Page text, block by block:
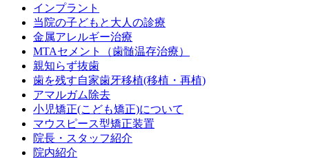
インプラント
当院の子どもと大人の診療
金属アレルギー治療
MTAセメント（歯髄温存治療）
親知らず抜歯
歯を残す自家歯牙移植(移植・再植)
アマルガム除去
小児矯正(こども矯正)について
マウスピース型矯正装置
院長・スタッフ紹介
院内紹介